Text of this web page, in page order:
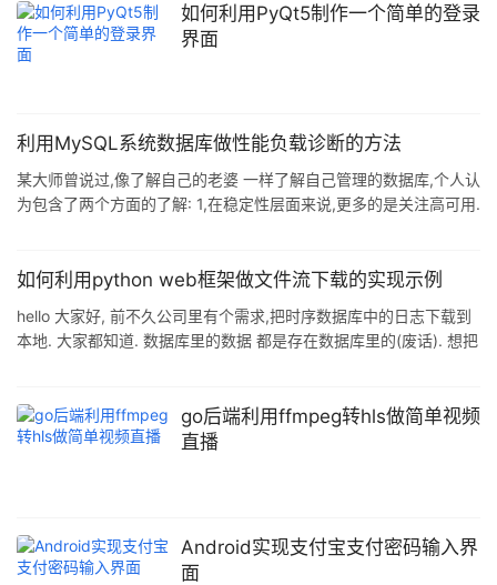
的偏移量.利用样式:top:-10px;position:relative; 可以让图片脱离容
器,定位于容器之外(本例子中图片的容器是class="main"的div).但有
一点需要注意的是,图片位置虽然脱离容器了,但它依旧在容器里占
如何利用PyQt5制作一个简单的登录
界面
利用MySQL系统数据库做性能负载诊断的方法
某大师曾说过,像了解自己的老婆 一样了解自己管理的数据库,个人认
为包含了两个方面的了解: 1,在稳定性层面来说,更多的是关注高可用.
表,热点索引,top sql,死锁,阻塞,历史上执行异常的SQL(好比生活品
系统日志数据,可以帮助我们更好地了解非常细节的,这里简单地列举
出来了
如何利用python web框架做文件流下载的实现示例
hello 大家好, 前不久公司里有个需求,把时序数据库中的日志下载到
本地. 大家都知道. 数据库里的数据 都是存在数据库里的(废话). 想把
的某个文件夹下生成文件, 然后再下载. 其实这是非常不效率的方法,
最简单的方法是,我们从数据库中读取到文件后, 直接以流的形式让用
go后端利用ffmpeg转hls做简单视频
直播
Android实现支付宝支付密码输入界
面